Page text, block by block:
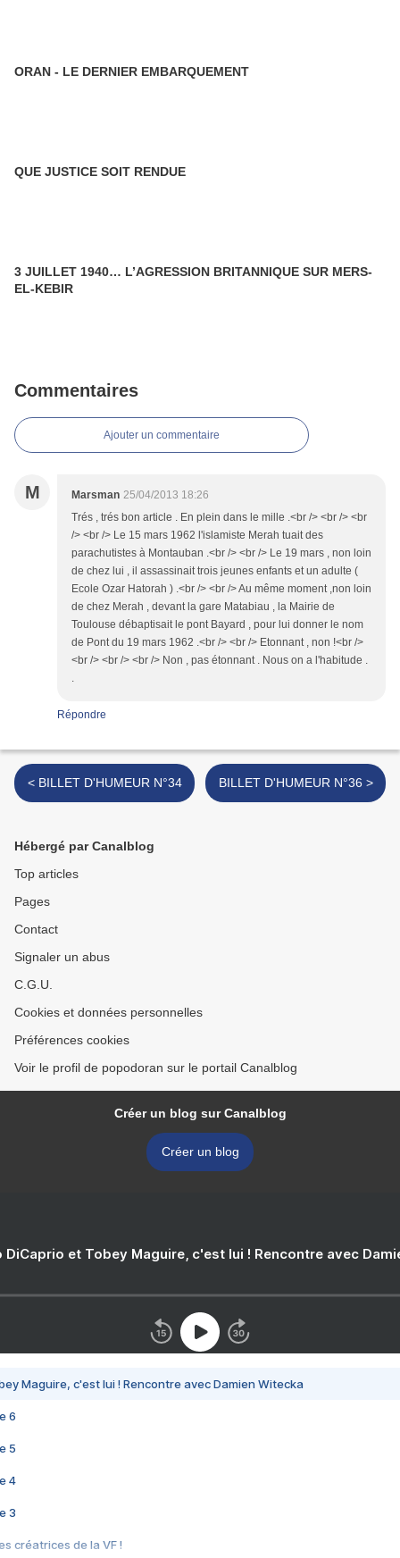
ORAN - LE DERNIER EMBARQUEMENT
QUE JUSTICE SOIT RENDUE
3 JUILLET 1940… L’AGRESSION BRITANNIQUE SUR MERS-
EL-KEBIR
Commentaires
Ajouter un commentaire
M Marsman 25/04/2013 18:26
Trés , trés bon article . En plein dans le mille .<br /> <br /> <br
/> <br /> Le 15 mars 1962 l'islamiste Merah tuait des
parachutistes à Montauban .<br /> <br /> Le 19 mars , non loin
de chez lui , il assassinait trois jeunes enfants et un adulte (
Ecole Ozar Hatorah ) .<br /> <br /> Au même moment ,non loin
de chez Merah , devant la gare Matabiau , la Mairie de
Toulouse débaptisait le pont Bayard , pour lui donner le nom
de Pont du 19 mars 1962 .<br /> <br /> Etonnant , non !<br />
<br /> <br /> <br /> Non , pas étonnant . Nous on a l'habitude .
.
Répondre
< BILLET D'HUMEUR N°34 BILLET D'HUMEUR N°36 >
Hébergé par Canalblog
Top articles
Pages
Contact
Signaler un abus
C.G.U.
Cookies et données personnelles
Préférences cookies
Voir le profil de popodoran sur le portail Canalblog
Créer un blog sur Canalblog
Créer un blog
DiCaprio et Tobey Maguire, c'est lui ! Rencontre avec
Maguire, c'est lui ! Rencontre avec Damien Witecka
6
5
4
3
créatrices de la VF !